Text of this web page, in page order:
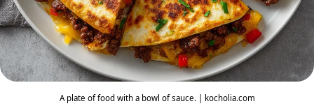
A plate of food with a bowl of sauce. | kocholia.com